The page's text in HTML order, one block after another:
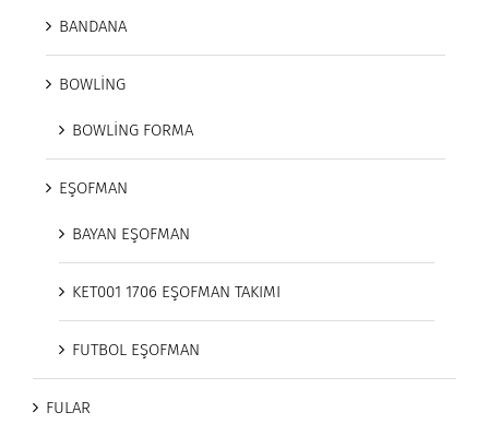
BANDANA
BOWLİNG
BOWLİNG FORMA
EŞOFMAN
BAYAN EŞOFMAN
KET001 1706 EŞOFMAN TAKIMI
FUTBOL EŞOFMAN
FULAR